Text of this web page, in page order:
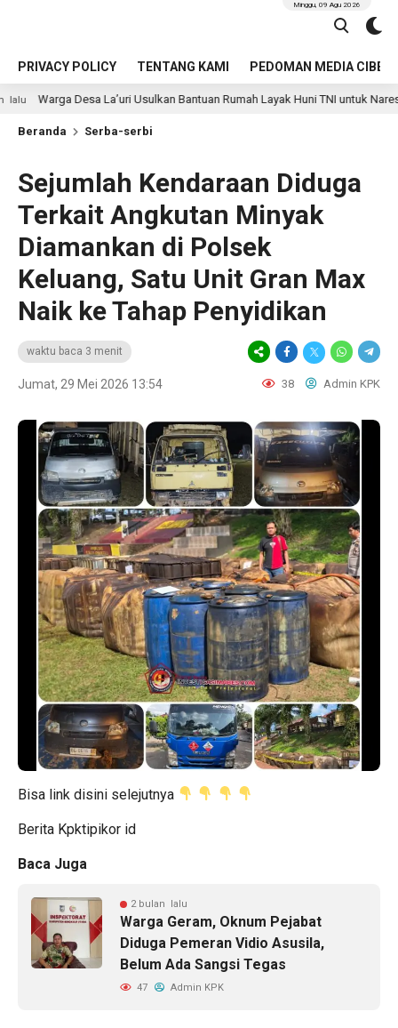
PRIVACY POLICY TENTANG KAMI PEDOMAN MEDIA CIBER
Minggu, 09 Agu 2026
La’uri Usulkan Bantuan Rumah Layak Huni TNI untuk Nares Zandroto
Beranda Serba-serbi
Sejumlah Kendaraan Diduga
Terkait Angkutan Minyak
Diamankan di Polsek
Keluang, Satu Unit Gran Max
Naik ke Tahap Penyidikan
waktu baca 3 menit
Jumat, 29 Mei 2026 13:54 38 Admin KPK
Bisa link disini selejutnya
Berita Kpktipikor id
Baca Juga
2 bulan lalu
Warga Geram, Oknum Pejabat
Diduga Pemeran Vidio Asusila,
Belum Ada Sangsi Tegas
47 Admin KPK